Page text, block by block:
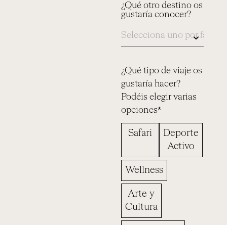
¿Qué otro destino os
gustaría conocer?
¿Qué tipo de viaje os
gustaría hacer?
Podéis elegir varias
opciones*
Safari
Deporte
Activo
Wellness
Arte y
Cultura